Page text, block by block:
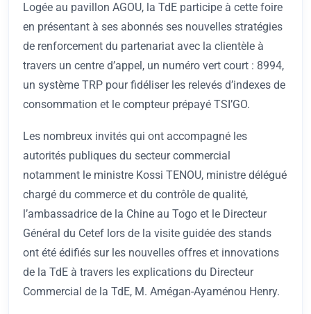
Logée au pavillon AGOU, la TdE participe à cette foire
en présentant à ses abonnés ses nouvelles stratégies
de renforcement du partenariat avec la clientèle à
travers un centre d’appel, un numéro vert court : 8994,
un système TRP pour fidéliser les relevés d’indexes de
consommation et le compteur prépayé TSI’GO.
Les nombreux invités qui ont accompagné les
autorités publiques du secteur commercial
notamment le ministre Kossi TENOU, ministre délégué
chargé du commerce et du contrôle de qualité,
l’ambassadrice de la Chine au Togo et le Directeur
Général du Cetef lors de la visite guidée des stands
ont été édifiés sur les nouvelles offres et innovations
de la TdE à travers les explications du Directeur
Commercial de la TdE, M. Amégan-Ayaménou Henry.